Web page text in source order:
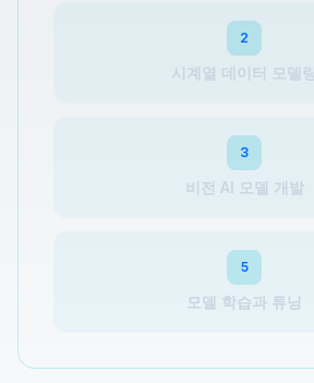
2
시계열 데이터 모델링
3
비전 AI 모델 개발
5
모델 학습과 튜닝